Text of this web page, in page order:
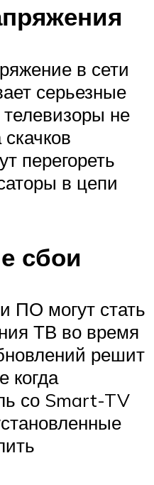
в сети
серьезные
не
перегореть
в цепи
сбои
ПО могут стать
ТВ во время
решит
когда
со Smart-TV